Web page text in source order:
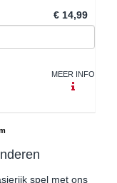
€ 14,99
MEER INFO
spel met ons